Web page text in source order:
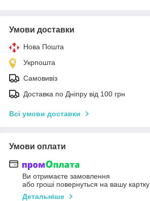
Умови доставки
Нова Пошта
Укрпошта
Самовивіз
Доставка по Дніпру від 100 грн
Всі умови доставки
Умови оплати
Ви отримаєте замовлення
або гроші повернуться на вашу картку
Детальніше